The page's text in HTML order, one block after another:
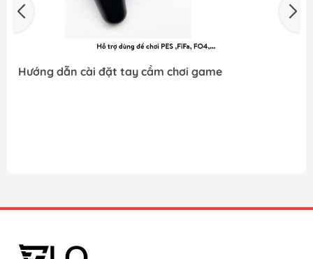
Hướng dẫn cài đặt tay cầm chơi game